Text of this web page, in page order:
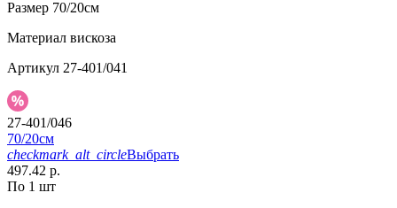
Размер 70/20см
Материал вискоза
Артикул 27-401/041
27-401/046
70/20см
checkmark_alt_circleВыбрать
497.42 р.
По 1 шт